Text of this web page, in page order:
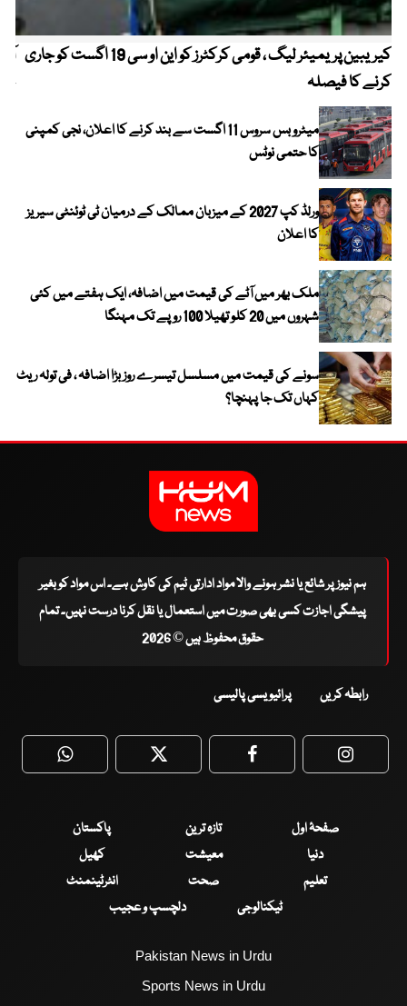
کیریبین پریمیئر لیگ ، قومی کرکٹرز کو این او سی 19 اگست کو جاری
کرنے کا فیصلہ
میٹرو بس سروس 11 اگست سے بند کرنے کا اعلان، نجی کمپنی
کا حتمی نوٹس
ورلڈ کپ 2027 کے میزبان ممالک کے درمیان ٹی ٹوئنٹی سیریز
کا اعلان
ملک بھر میں آٹے کی قیمت میں اضافہ، ایک ہفتے میں کئی
شہروں میں 20 کلو تھیلا 100 روپے تک مہنگا
سونے کی قیمت میں مسلسل تیسرے روز بڑا اضافہ ، فی تولہ ریٹ
کہاں تک جا پہنچا؟
ہم نیوز پر شائع یا نشر ہونے والا مواد ادارتی ٹیم کی کاوش ہے۔ اس مواد کو بغیر
پیشگی اجازت کسی بھی صورت میں استعمال یا نقل کرنا درست نہیں۔ تمام
حقوق محفوظ ہیں © 2026
رابطہ کریں پرائیویسی پالیسی
WhatsApp Twitter Facebook
صفحۂ اول تازہ ترین
پاکستان
دنیا
معیشت
کھیل
تعلیم
صحت
انٹرٹینمنٹ
ٹیکنالوجی
دلچسپ و عجیب
Pakistan News in Urdu
Sports News in Urdu